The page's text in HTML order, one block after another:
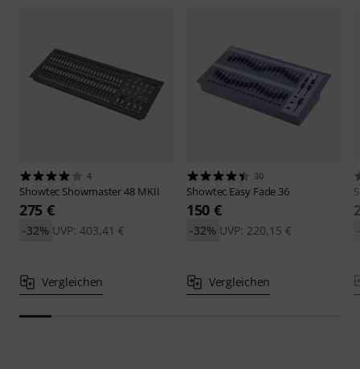
4
Showtec Showmaster 48 MKII
275 €
UVP: 403,41 €
-32%
Vergleichen
30
Showtec Easy Fade 36
150 €
UVP: 220,15 €
-32%
Vergleichen